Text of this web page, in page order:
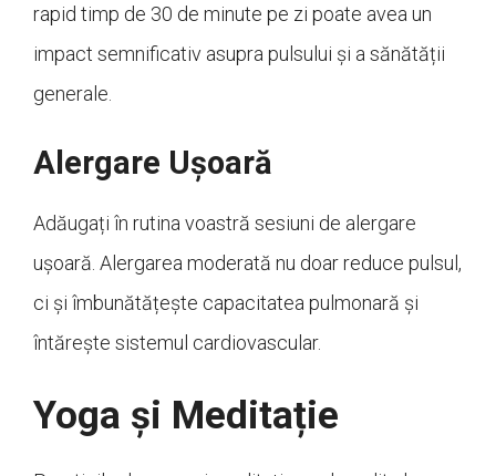
rapid timp de 30 de minute pe zi poate avea un
impact semnificativ asupra pulsului și a sănătății
generale.
Alergare Ușoară
Adăugați în rutina voastră sesiuni de alergare
ușoară. Alergarea moderată nu doar reduce pulsul,
ci și îmbunătățește capacitatea pulmonară și
întărește sistemul cardiovascular.
Yoga și Meditație